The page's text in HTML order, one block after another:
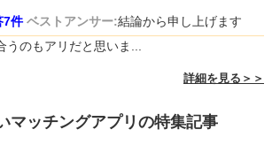
7件 ベストアンサー:結論から申し上げます
うのもアリだと思いま...
詳細を見る＞＞
マッチングアプリの特集記事